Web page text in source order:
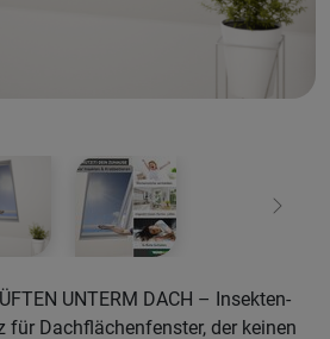
Weiter
UNTERM DACH – Insekten-
für Dachflächenfenster, der keinen